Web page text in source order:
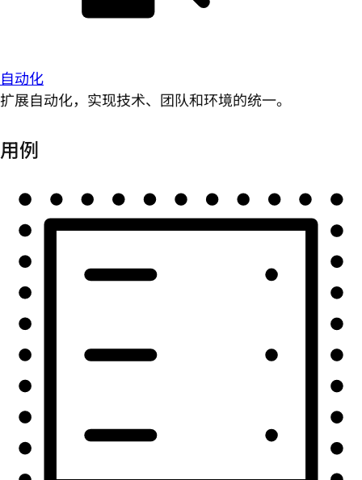
自动化
扩展自动化，实现技术、团队和环境的统一。
用例